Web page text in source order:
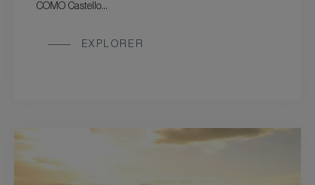
COMO Castello...
EXPLORER